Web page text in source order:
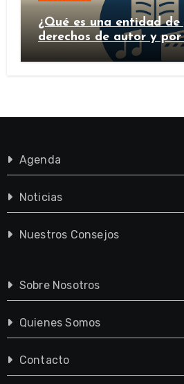
¿Qué es una entidad
derechos de autor y por
importante?
Agenda
Noticias
Nuestros Consejos
Sobre Nosotros
Quienes Somos
Contacto